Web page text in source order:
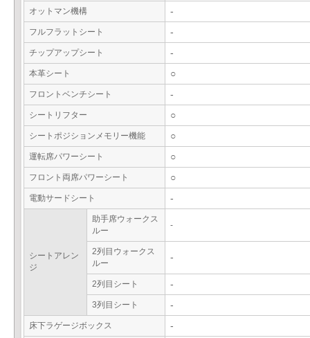
オットマン機構 -
フルフラットシート -
チップアップシート -
本革シート ○
フロントベンチシート -
シートリフター ○
シートポジションメモリー機能 ○
運転席パワーシート ○
フロント両席パワーシート ○
電動サードシート -
シートアレン
ジ
助手席ウォークス
ルー
-
2列目ウォークス
ルー
-
2列目シート -
3列目シート -
床下ラゲージボックス -